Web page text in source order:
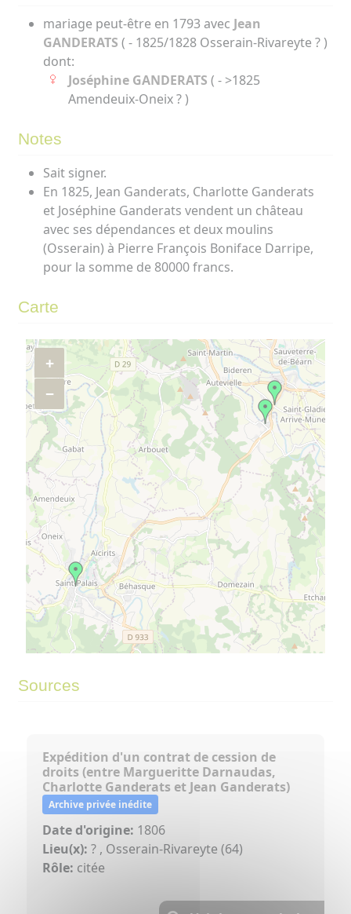
mariage peut-être en 1793 avec Jean
GANDERATS ( - 1825/1828 Osserain-Rivareyte ? )
dont:
Joséphine GANDERATS ( - >1825
Amendeuix-Oneix ? )
Notes
Sait signer.
En 1825, Jean Ganderats, Charlotte Ganderats
et Joséphine Ganderats vendent un château
avec ses dépendances et deux moulins
(Osserain) à Pierre François Boniface Darripe,
pour la somme de 80000 francs.
Carte
+
−
Sources
Expédition d'un contrat de cession de
droits (entre Margueritte Darnaudas,
Charlotte Ganderats et Jean Ganderats)
Archive privée inédite
Date d'origine: 1806
Lieu(x): ? , Osserain-Rivareyte (64)
Rôle: citée